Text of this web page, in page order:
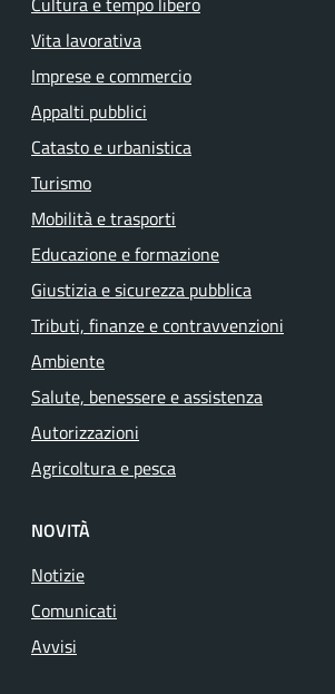
Vita lavorativa
Imprese e commercio
Appalti pubblici
Catasto e urbanistica
Turismo
Mobilità e trasporti
Educazione e formazione
Giustizia e sicurezza pubblica
Tributi, finanze e contravvenzioni
Ambiente
Salute, benessere e assistenza
Autorizzazioni
Agricoltura e pesca
NOVITÀ
Notizie
Comunicati
Avvisi